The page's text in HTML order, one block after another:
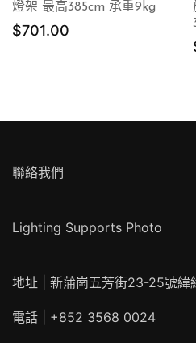
燈架 最高385cm 承重9kg
$701.00
聯絡我們
Lighting Supports Photo
地址 | 新蒲崗五芳街23-25號緯
電話 | +852 3568 0024